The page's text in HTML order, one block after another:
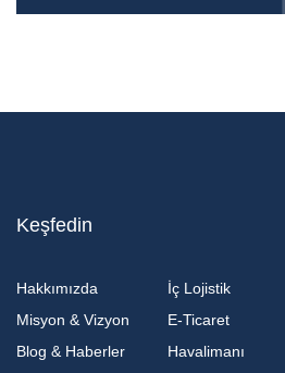
Keşfedin
Hakkımızda İç Lojistik
Misyon & Vizyon
E-Ticaret
Blog & Haberler
Havalimanı